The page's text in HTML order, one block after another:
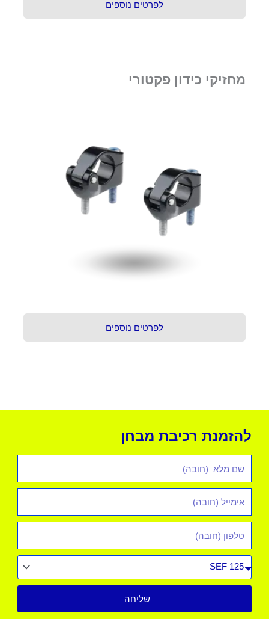
לפרטים נוספים
מחזיקי כידון פקטורי
לפרטים נוספים
להזמנת רכיבת מבחן
מלא
רכב
שליחה